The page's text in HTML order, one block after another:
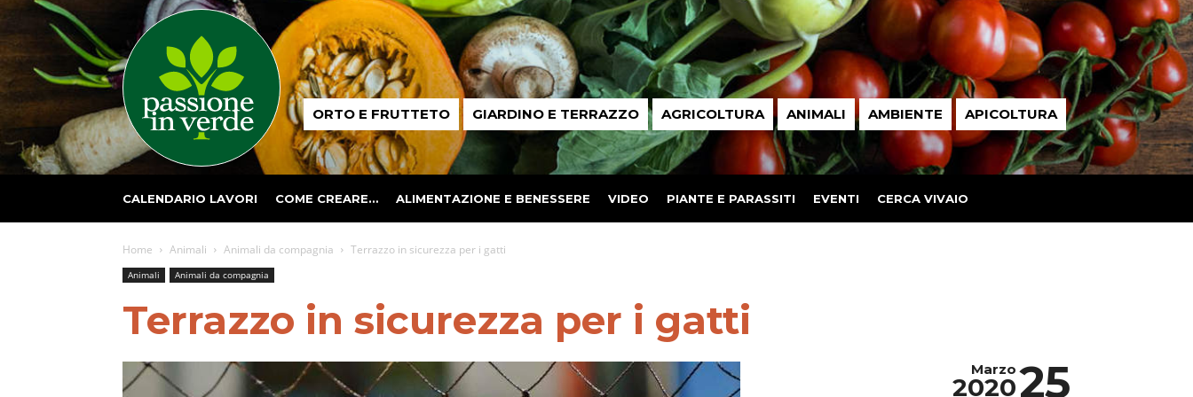
Passione
in ORTO E FRUTTETO GIARDINO E TERRAZZO AGRICOLTURA ANIMALI AMBIENTE APICOLTURA
CALENDARIO LAVORI COME CREARE… ALIMENTAZIONE E BENESSERE VIDEO PIANTE E PARASSITI EVENTI CERCA VIVAIO
Home Animali Animali da compagnia Terrazzo in sicurezza per i gatti
Animali Animali da compagnia
Terrazzo in sicurezza per i gatti
25
Marzo
2020